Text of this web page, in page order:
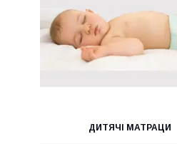
ДИТЯЧІ МАТРАЦИ